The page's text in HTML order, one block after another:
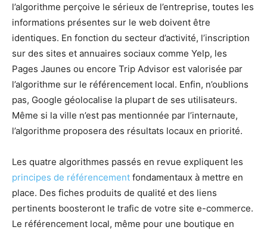
l’algorithme perçoive le sérieux de l’entreprise, toutes les
informations présentes sur le web doivent être
identiques. En fonction du secteur d’activité, l’inscription
sur des sites et annuaires sociaux comme Yelp, les
Pages Jaunes ou encore Trip Advisor est valorisée par
l’algorithme sur le référencement local. Enfin, n’oublions
pas, Google géolocalise la plupart de ses utilisateurs.
Même si la ville n’est pas mentionnée par l’internaute,
l’algorithme proposera des résultats locaux en priorité.
Les quatre algorithmes passés en revue expliquent les
principes de référencement fondamentaux à mettre en
place. Des fiches produits de qualité et des liens
pertinents boosteront le trafic de votre site e-commerce.
Le référencement local, même pour une boutique en